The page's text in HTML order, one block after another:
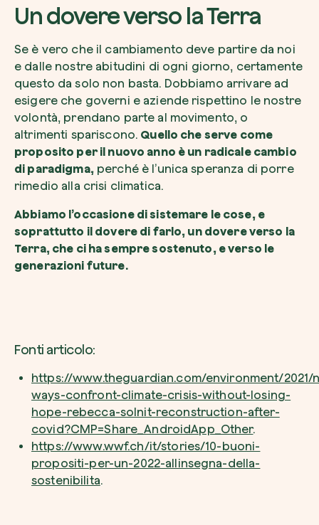
Un dovere verso la Terra
Se è vero che il cambiamento deve partire da noi
e dalle nostre abitudini di ogni giorno, certamente
questo da solo non basta. Dobbiamo arrivare ad
esigere che governi e aziende rispettino le nostre
volontà, prendano parte al movimento, o
altrimenti spariscono. Quello che serve come
proposito per il nuovo anno è un radicale cambio
di paradigma,perché è l’unica speranza di porre
rimedio alla crisi climatica.
Abbiamo l’occasione di sistemare le cose, e
soprattutto il dovere di farlo, un dovere verso la
Terra, che ci ha sempre sostenuto, e verso le
generazioni future.
Fonti articolo:
https://www.theguardian.com/environment/2021/
ways-confront-climate-crisis-without-losing-
hope-rebecca-solnit-reconstruction-after-
covid?CMP=Share_AndroidApp_Other.
https://www.wwf.ch/it/stories/10-buoni-
propositi-per-un-2022-allinsegna-della-
sostenibilita.